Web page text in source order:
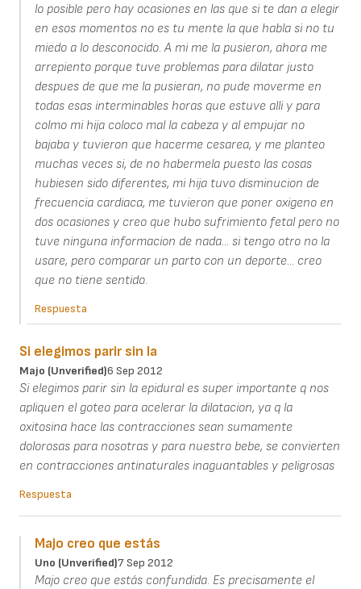
lo posible pero hay ocasiones en las que si te dan a elegir
en esos momentos no es tu mente la que habla si no tu
miedo a lo desconocido. A mi me la pusieron, ahora me
arrepiento porque tuve problemas para dilatar justo
despues de que me la pusieran, no pude moverme en
todas esas interminables horas que estuve alli y para
colmo mi hija coloco mal la cabeza y al empujar no
bajaba y tuvieron que hacerme cesarea, y me planteo
muchas veces si, de no habermela puesto las cosas
hubiesen sido diferentes, mi hija tuvo disminucion de
frecuencia cardiaca, me tuvieron que poner oxigeno en
dos ocasiones y creo que hubo sufrimiento fetal pero no
tuve ninguna informacion de nada... si tengo otro no la
usare, pero comparar un parto con un deporte... creo
que no tiene sentido.
Respuesta
Si elegimos parir sin la
Majo (unverified)6 Sep 2012
Si elegimos parir sin la epidural es super importante q nos
apliquen el goteo para acelerar la dilatacion, ya q la
oxitosina hace las contracciones sean sumamente
dolorosas para nosotras y para nuestro bebe, se convierten
en contracciones antinaturales inaguantables y peligrosas
Respuesta
Majo creo que estás
Uno (unverified)7 Sep 2012
Majo creo que estás confundida. Es precisamente el